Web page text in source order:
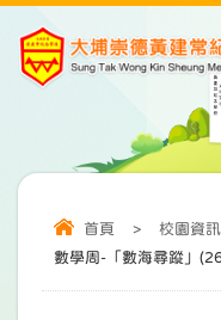
首頁 > 校園資訊
數學周-「數海尋蹤」